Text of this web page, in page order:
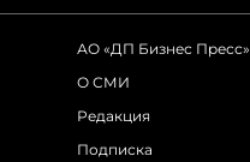
АО «ДП Бизнес Пресс»
О СМИ
Редакция
Подписка